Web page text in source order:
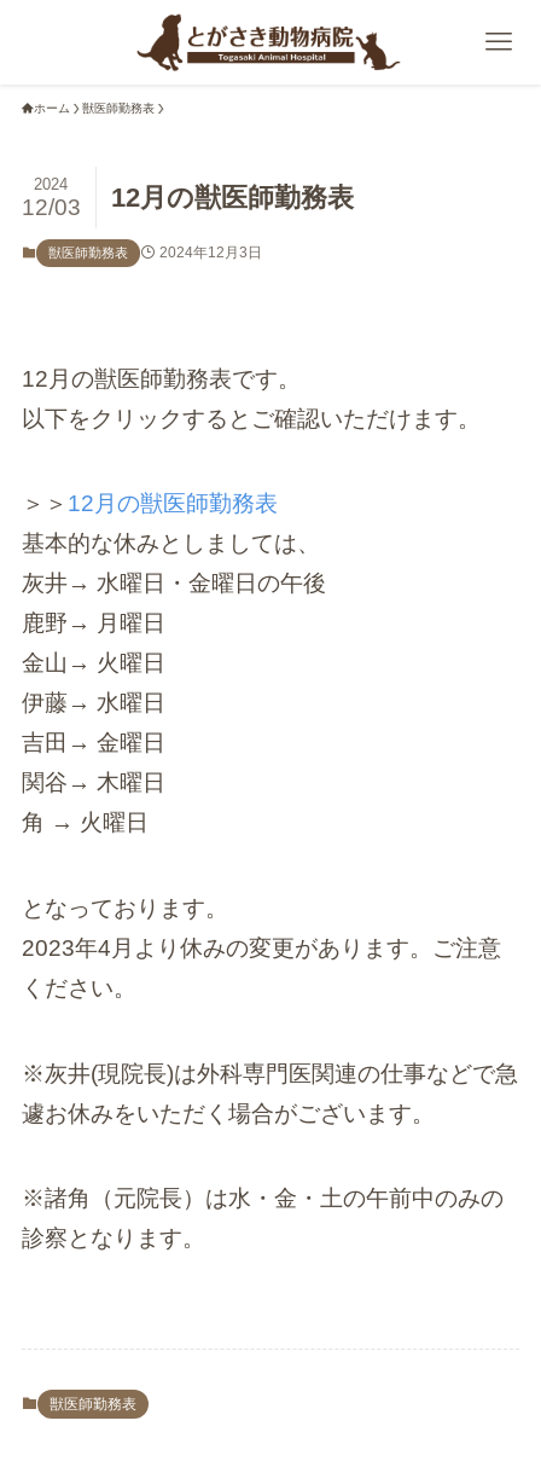
ホーム 獣医師勤務表
12月の獣医師勤務表
2024
12/03
獣医師勤務表 2024年12月3日
12月の獣医師勤務表です。
以下をクリックするとご確認いただけます。
＞＞ 12月の獣医師勤務表
基本的な休みとしましては、
灰井→ 水曜日・金曜日の午後
鹿野→ 月曜日
金山→ 火曜日
伊藤→ 水曜日
吉田→ 金曜日
関谷→ 木曜日
角 → 火曜日
となっております。
2023年4月より休みの変更があります。ご注意
ください。
※灰井(現院長)は外科専門医関連の仕事などで急
遽お休みをいただく場合がございます。
※諸角（元院長）は水・金・土の午前中のみの
診察となります。
獣医師勤務表